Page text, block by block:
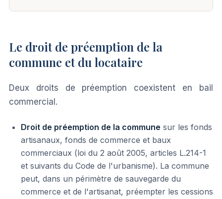
Le droit de préemption de la
commune et du locataire
Deux droits de préemption coexistent en bail
commercial.
Droit de préemption de la commune sur les fonds
artisanaux, fonds de commerce et baux
commerciaux (loi du 2 août 2005, articles L.214-1
et suivants du Code de l'urbanisme). La commune
peut, dans un périmètre de sauvegarde du
commerce et de l'artisanat, préempter les cessions